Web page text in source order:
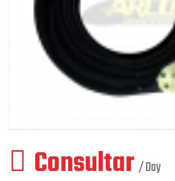
Consultar / Day